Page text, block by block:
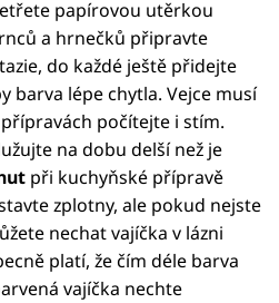
papírovou utěrkou
a hrnečků připravte
do každé ještě přidejte
barva lépe chytla. Vejce musí
počítejte i stím.
na dobu delší než je
při kuchyňské přípravě
zplotny, ale pokud nejste
nechat vajíčka v lázni
platí, že čím déle barva
vajíčka nechte